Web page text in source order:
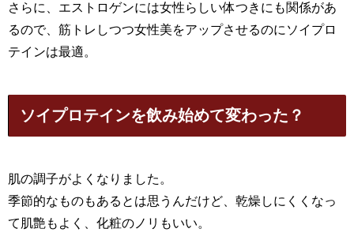
さらに、エストロゲンには女性らしい体つきにも関係があ
るので、筋トレしつつ女性美をアップさせるのにソイプロ
テインは最適。
ソイプロテインを飲み始めて変わった？
肌の調子がよくなりました。
季節的なものもあるとは思うんだけど、乾燥しにくくなっ
て肌艶もよく、化粧のノリもいい。